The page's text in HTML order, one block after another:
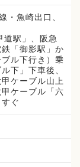
・魚崎出口、
道駅」、阪急
「御影駅」か
ル下行き）乗
下」下車後、
ケーブル山上
ケーブル「六
ぐ